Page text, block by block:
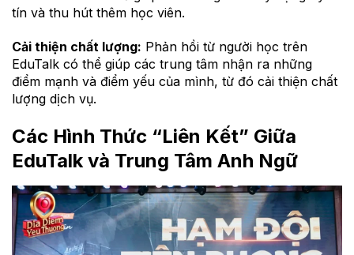
tín và thu hút thêm học viên.
Cải thiện chất lượng: Phản hồi từ người học trên
EduTalk có thể giúp các trung tâm nhận ra những
điểm mạnh và điểm yếu của mình, từ đó cải thiện chất
lượng dịch vụ.
Các Hình Thức “Liên Kết” Giữa
EduTalk và Trung Tâm Anh Ngữ